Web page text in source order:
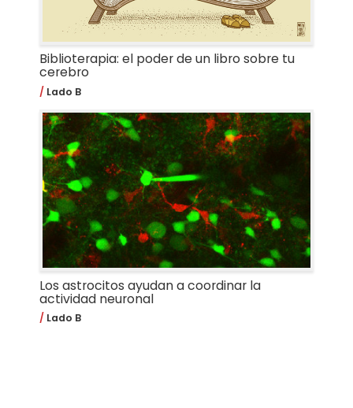
Biblioterapia: el poder de un libro sobre tu
cerebro
Lado B
Los astrocitos ayudan a coordinar la
actividad neuronal
Lado B